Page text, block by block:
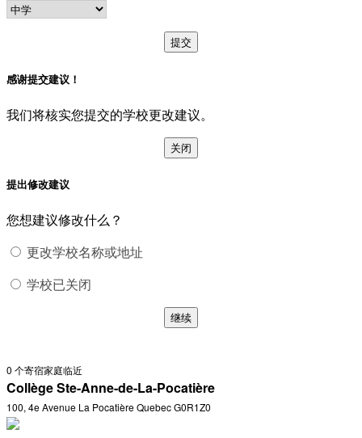
提交
感谢提交建议！
我们将核实您提交的学校更改建议。
关闭
提出修改建议
您想建议修改什么？
更改学校名称或地址
学校已关闭
继续
0 个寄宿家庭临近
Collège Ste-Anne-de-La-Pocatière
100, 4e Avenue La Pocatière Quebec G0R1Z0